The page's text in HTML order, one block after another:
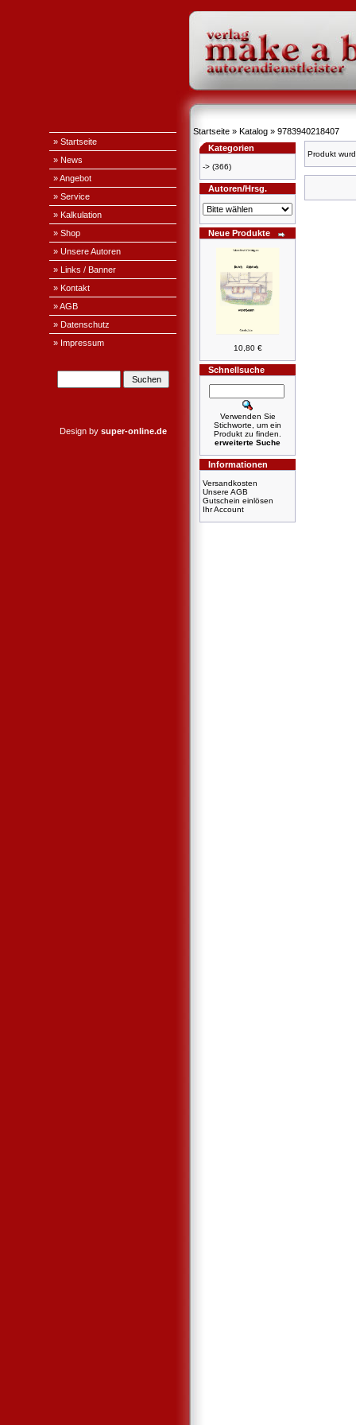
» Startseite
» News
» Angebot
» Service
» Kalkulation
» Shop
» Unsere Autoren
» Links / Banner
» Kontakt
» AGB
» Datenschutz
» Impressum
Design by super-online.de
Startseite » Katalog » 9783940218407
Kategorien
-> (366)
Autoren/Hrsg.
Neue Produkte
10,80 €
Schnellsuche
Verwenden Sie
Stichworte, um ein
Produkt zu finden.
erweiterte Suche
Informationen
Versandkosten
Unsere AGB
Gutschein einlösen
Ihr Account
Produkt